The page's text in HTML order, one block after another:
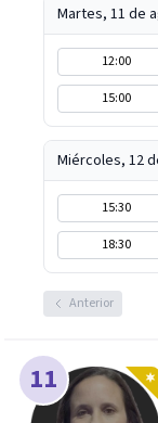
Martes, 11 de
12:00
15:00
Miércoles, 12
15:30
18:30
Anterior
11